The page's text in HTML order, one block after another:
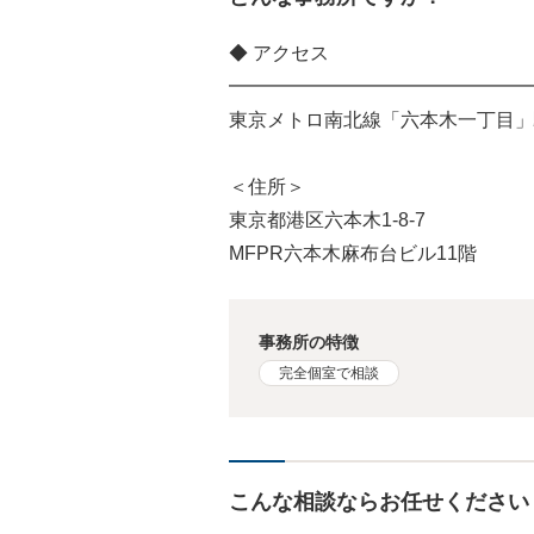
◆ アクセス
東京メトロ南北線「六本木一丁目
＜住所＞
東京都港区六本木1-8-7
MFPR六本木麻布台ビル11階
事務所の特徴
完全個室で相談
こんな相談ならお任せください